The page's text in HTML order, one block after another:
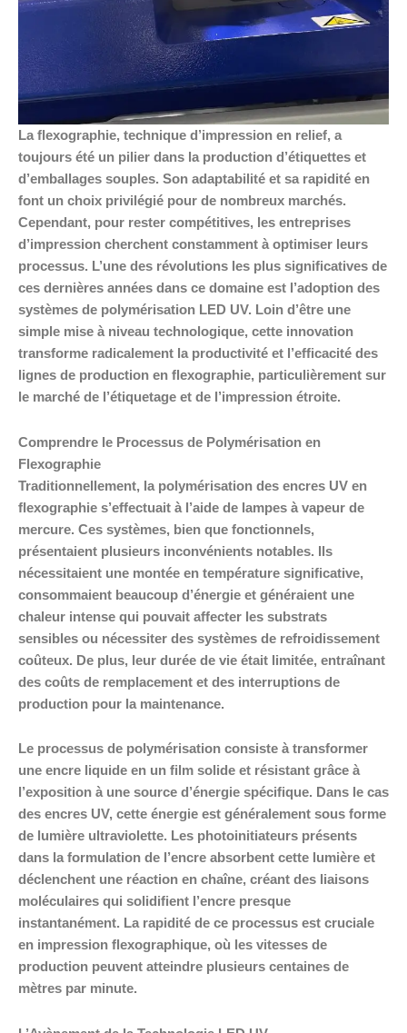
La flexographie, technique d’impression en relief, a
toujours été un pilier dans la production d’étiquettes et
d’emballages souples. Son adaptabilité et sa rapidité en
font un choix privilégié pour de nombreux marchés.
Cependant, pour rester compétitives, les entreprises
d’impression cherchent constamment à optimiser leurs
processus. L’une des révolutions les plus significatives de
ces dernières années dans ce domaine est l’adoption des
systèmes de polymérisation LED UV. Loin d’être une
simple mise à niveau technologique, cette innovation
transforme radicalement la productivité et l’efficacité des
lignes de production en flexographie, particulièrement sur
le marché de l’étiquetage et de l’impression étroite.
Comprendre le Processus de Polymérisation en
Flexographie
Traditionnellement, la polymérisation des encres UV en
flexographie s’effectuait à l’aide de lampes à vapeur de
mercure. Ces systèmes, bien que fonctionnels,
présentaient plusieurs inconvénients notables. Ils
nécessitaient une montée en température significative,
consommaient beaucoup d’énergie et généraient une
chaleur intense qui pouvait affecter les substrats
sensibles ou nécessiter des systèmes de refroidissement
coûteux. De plus, leur durée de vie était limitée, entraînant
des coûts de remplacement et des interruptions de
production pour la maintenance.
Le processus de polymérisation consiste à transformer
une encre liquide en un film solide et résistant grâce à
l’exposition à une source d’énergie spécifique. Dans le cas
des encres UV, cette énergie est généralement sous forme
de lumière ultraviolette. Les photoinitiateurs présents
dans la formulation de l’encre absorbent cette lumière et
déclenchent une réaction en chaîne, créant des liaisons
moléculaires qui solidifient l’encre presque
instantanément. La rapidité de ce processus est cruciale
en impression flexographique, où les vitesses de
production peuvent atteindre plusieurs centaines de
mètres par minute.